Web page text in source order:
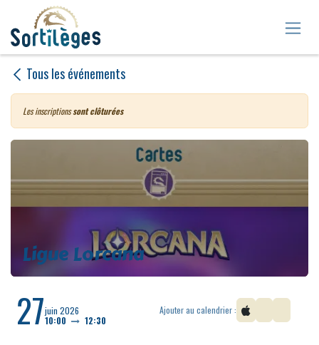
Se rendre au contenu
Tous les événements
Les inscriptionssont clôturées
Ligue Lorcana
27juin 2026
10:00
12:30
Ajouter au calendrier :